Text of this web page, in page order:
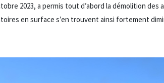
2023, a permis tout d’abord la démolition
en surface s’en trouvent ainsi fortement